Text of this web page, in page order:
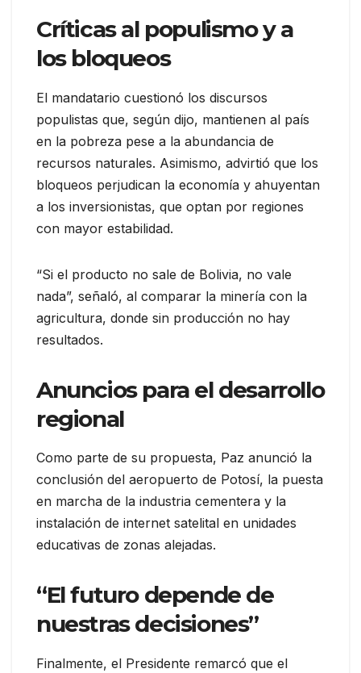
Críticas al populismo y a
los bloqueos
El mandatario cuestionó los discursos
populistas que, según dijo, mantienen al país
en la pobreza pese a la abundancia de
recursos naturales. Asimismo, advirtió que los
bloqueos perjudican la economía y ahuyentan
a los inversionistas, que optan por regiones
con mayor estabilidad.
“Si el producto no sale de Bolivia, no vale
nada”, señaló, al comparar la minería con la
agricultura, donde sin producción no hay
resultados.
Anuncios para el desarrollo
regional
Como parte de su propuesta, Paz anunció la
conclusión del aeropuerto de Potosí, la puesta
en marcha de la industria cementera y la
instalación de internet satelital en unidades
educativas de zonas alejadas.
“El futuro depende de
nuestras decisiones”
Finalmente, el Presidente remarcó que el